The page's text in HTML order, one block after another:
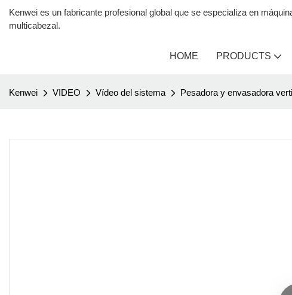
Kenwei es un fabricante profesional global que se especializa en
multicabezal.
HOME PRODUCTS
Kenwei VIDEO Vídeo del sistema Pesadora y envasadora